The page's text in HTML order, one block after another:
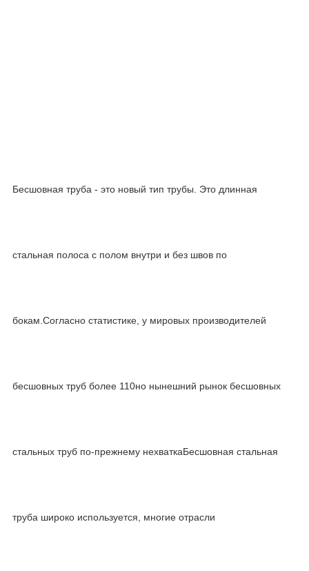
Бесшовная труба - это новый тип трубы. Это длинная
стальная полоса с полом внутри и без швов по
бокам.Согласно статистике, у мировых производителей
бесшовных труб более 110но нынешний рынок бесшовных
стальных труб по-прежнему нехваткаБесшовная стальная
труба широко используется, многие отрасли